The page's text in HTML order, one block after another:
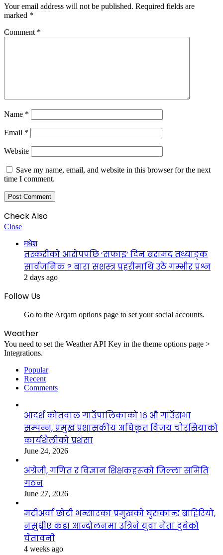
Your email address will not be published. Required fields are
marked *
Comment *
Name *
Email *
Website
Save my name, email, and website in this browser for the next
time I comment.
Check Also
Close
मधेश
तस्करीको आरोपपछि ‘सफाइ’ दिन बरामद तथ्याङ्क
सार्वजनिक ? बारा सशस्त्र प्रहरीमाथि उठे गम्भीर प्रश्न
2 days ago
Follow Us
Go to the Arqam options page to set your social accounts.
Weather
You need to set the Weather API Key in the theme options page >
Integrations.
Popular
Recent
Comments
आदर्श कोतवाल गाउँपालिकाको १६ औं गाउँसभा
सम्पन्न, प्रमुख प्रशासकीय अधिकृत विजय चौरसियाको
कार्यशैलीको प्रशंसा
June 24, 2026
अंग्रेजी, गणित र विज्ञान शिक्षकहरूको जिल्ला समिति
गठन
June 27, 2026
मटीअर्वा छोटी भन्सारका प्रमुखको घुसकान्ड बाहिरियो,
नसुध्रीए कडा आन्दोलनमा उत्रिने युवा नेता दुबेको
चेतावनी
4 weeks ago